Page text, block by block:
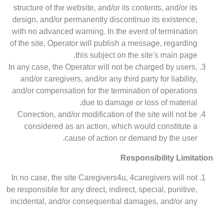
structure of the website, and/or its contents, and/or its
design, and/or permanently discontinue its existence,
with no advanced warning. In the event of termination
of the site, Operator will publish a message, regarding
this subject on the site's main page.
In any case, the Operator will not be charged by users,
and/or caregivers, and/or any third party for liability,
and/or compensation for the termination of operations
due to damage or loss of material.
Correction, and/or modification of the site will not be
considered as an action, which would constitute a
cause of action or demand by the user.
Responsibility Limitation
In no case, the site Caregivers4u, 4caregivers will not
be responsible for any direct, indirect, special, punitive,
incidental, and/or consequential damages, and/or any